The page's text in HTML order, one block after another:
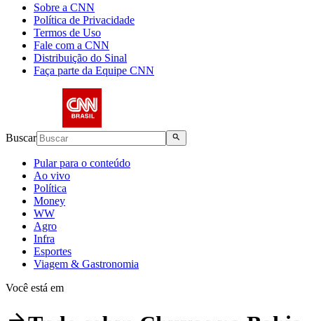
Sobre a CNN
Política de Privacidade
Termos de Uso
Fale com a CNN
Distribuição do Sinal
Faça parte da Equipe CNN
Buscar
Pular para o conteúdo
Ao vivo
Política
Money
WW
Agro
Infra
Esportes
Viagem & Gastronomia
Você está em